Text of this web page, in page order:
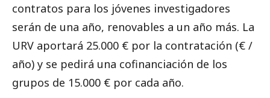
contratos para los jóvenes investigadores
serán de una año, renovables a un año más. La
URV aportará 25.000 € por la contratación (€ /
año) y se pedirá una cofinanciación de los
grupos de 15.000 € por cada año.